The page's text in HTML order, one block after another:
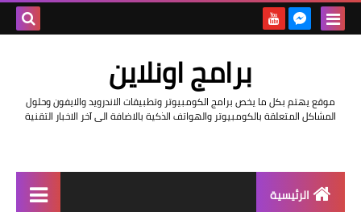
برامج اونلاين
موقع يهتم بكل ما يخص برامج الكومبيوتر وتطبيقات الاندرويد والايفون وحلول
المشاكل المتعلقة بالكومبيوتر والهواتف الذكية بالاضافة الى آخر الاخبار التقنية
الرئيسية